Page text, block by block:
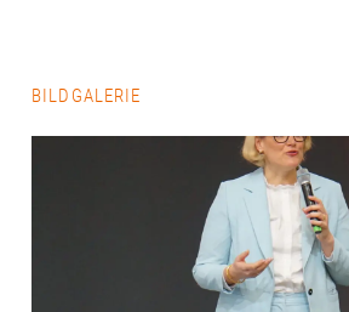
BILDGALERIE